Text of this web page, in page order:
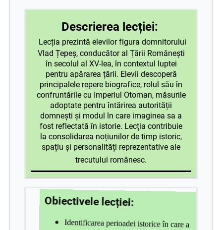
Descrierea lecției:
Lecția prezintă elevilor figura domnitorului
Vlad Țepeș, conducător al Țării Românești
în secolul al XV-lea, în contextul luptei
pentru apărarea țării. Elevii descoperă
principalele repere biografice, rolul său în
confruntările cu Imperiul Otoman, măsurile
adoptate pentru întărirea autorității
domnești și modul în care imaginea sa a
fost reflectată în istorie. Lecția contribuie
la consolidarea noțiunilor de timp istoric,
spațiu și personalități reprezentative ale
trecutului românesc.
Obiectivele lecției:
Identificarea perioadei istorice în care a